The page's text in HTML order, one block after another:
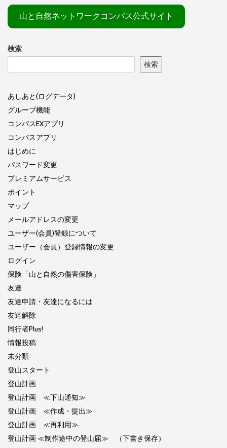
山と自然ネットワークコンパス公式サイト
検索
検索
あしあと(ログデータ)
グループ機能
コンパスEXアプリ
コンパスアプリ
はじめに
パスワード変更
プレミアムサービス
ポイント
マップ
メールアドレスの変更
ユーザー(会員)登録について
ユーザー（会員）登録情報の変更
ログイン
保険「山と自然の傷害保険」
友達
友達申請・友達になるには
友達解除
同行者Plus!
情報投稿
未分類
登山スタート
登山計画
登山計画 ≪下山通知≫
登山計画 ≪作成・提出≫
登山計画 ≪再利用≫
登山計画 ≪制作途中の登山届≫ （下書き保存）